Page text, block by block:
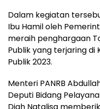
Dalam kegiatan
Ibu Hamil oleh
meraih penghargaan
Publik yang terjaring di
Publik 2023.
Menteri PANRB
Deputi Bidang